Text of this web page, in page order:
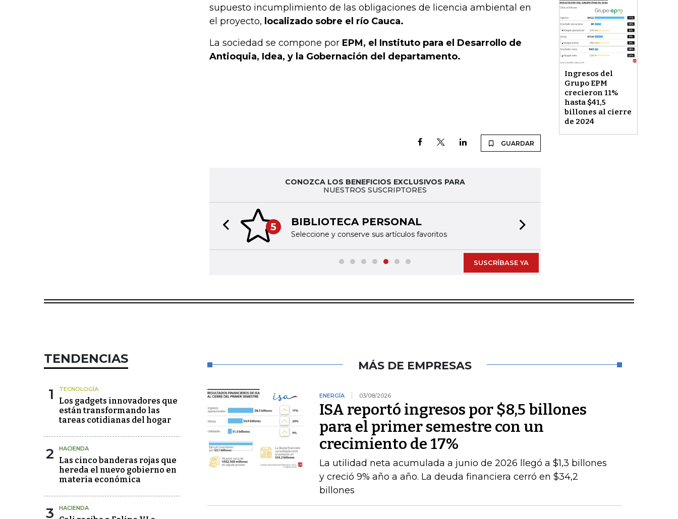
Ingresos del
Grupo EPM
crecieron 11%
hasta $41,5
billones al cierre
de 2024
supuesto incumplimiento de las obligaciones de licencia ambiental en
el proyecto, localizado sobre el río Cauca.
La sociedad se compone por EPM, el Instituto para el Desarrollo de
Antioquia, Idea, y la Gobernación del departamento.
GUARDAR
CONOZCA LOS BENEFICIOS EXCLUSIVOS PARA
NUESTROS SUSCRIPTORES
5 BIBLIOTECA PERSONAL
Seleccione y conserve sus artículos favoritos
Previous slide
SUSCRÍBASE YA
TENDENCIAS
1 TECNOLOGÍA
Los gadgets innovadores que
están transformando las
tareas cotidianas del hogar
2 HACIENDA
Las cinco banderas rojas que
hereda el nuevo gobierno en
materia económica
3 HACIENDA
MÁS DE EMPRESAS
ENERGÍA 03/08/2026
ISA reportó ingresos por $8,5 billones
para el primer semestre con un
crecimiento de 17%
La utilidad neta acumulada a junio de 2026 llegó a $1,3 billones
y creció 9% año a año. La deuda financiera cerró en $34,2
billones